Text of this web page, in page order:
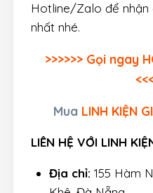
Hotline/Zalo để nhận
nhất nhé.
>>>>>> Gọi ngay
Mua LINH KIỆN
LIÊN HỆ VỚI LINH
Địa chỉ: 155 Hàm